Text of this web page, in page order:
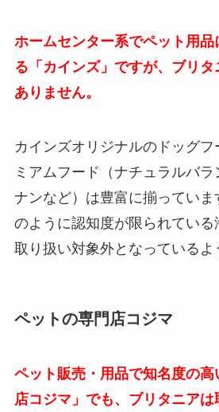
ホームセンター系でペット用
る「カインズ」ですが、ブリ
ありません。
カインズオリジナルのドッグ
ミアムフード（ナチュラルバ
ナンなど）は豊富に揃っていま
のように認知度が限られている
取り扱い対象外となっているよ
ペットの専門店コジマ
ペット販売・用品で知名度の高
店コジマ」でも、ブリタニアは